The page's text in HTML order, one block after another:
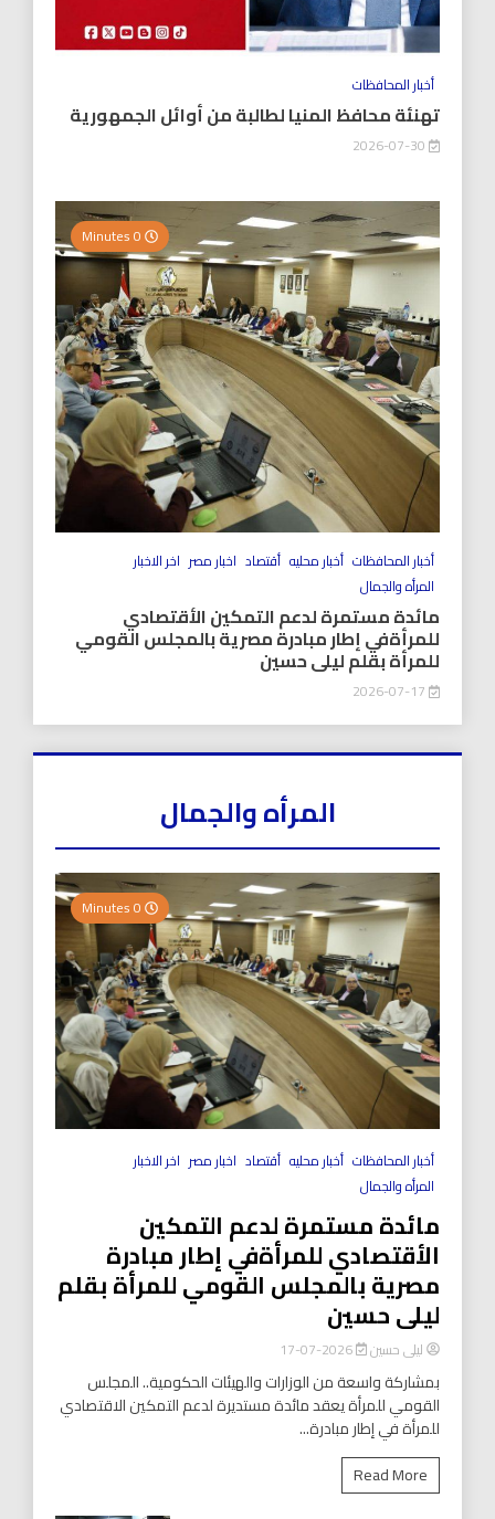
أخبار المحافظات
تهنئة محافظ المنيا لطالبة من أوائل الجمهورية
أخبار المحافظات أخبار محليه أقتصاد اخبار مصر اخر الاخبار
المرأه والجمال
مائدة مستمرة لدعم التمكين الأقتصادي
للمرأةفي إطار مبادرة مصرية بالمجلس القومي
للمرأة بقلم ليلى حسين
المرأه والجمال
أخبار المحافظات أخبار محليه أقتصاد اخبار مصر اخر الاخبار
المرأه والجمال
مائدة مستمرة لدعم التمكين
الأقتصادي للمرأةفي إطار مبادرة
مصرية بالمجلس القومي للمرأة بقلم
ليلى حسين
ليلى حسين 2026-07-17
بمشاركة واسعة من الوزارات والهيئات الحكومية.. المجلس
القومي للمرأة يعقد مائدة مستديرة لدعم التمكين الاقتصادي
للمرأة في إطار مبادرة...
Read More